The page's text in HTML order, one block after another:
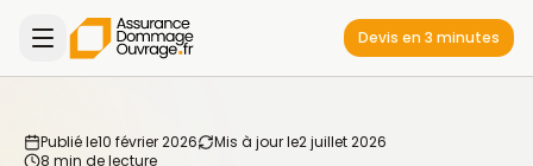
Devis en 3 minutes
Publié le10 février 2026 Mis à jour le2 juillet 2026
8 min de lecture